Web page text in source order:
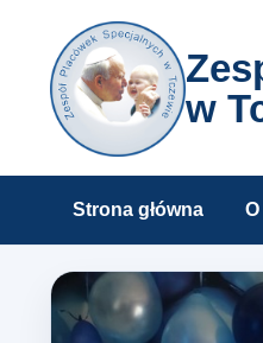
w
Strona główna
Zespół